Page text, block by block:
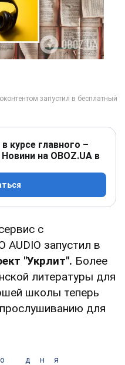
курсе главного –
на OBOZ.UA в
с
AUDIO запустил в
"Укрлит". Более
литературы для
школы теперь
для
дня